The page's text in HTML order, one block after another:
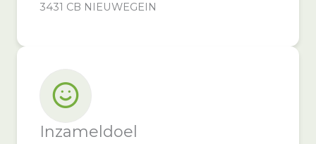
3431 CB NIEUWEGEIN
Inzameldoel